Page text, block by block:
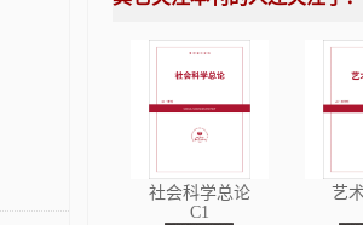
社会科学总论
C1
艺